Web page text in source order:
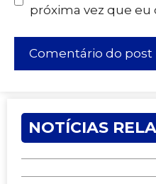
próxima vez que eu
NOTÍCIAS